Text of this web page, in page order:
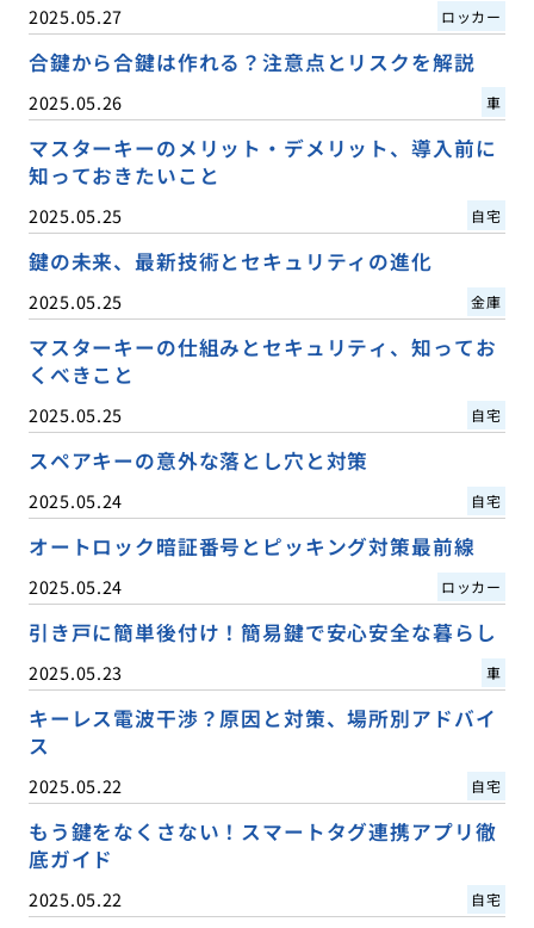
2025.05.27 ロッカー
合鍵から合鍵は作れる？注意点とリスクを解説
2025.05.26 車
マスターキーのメリット・デメリット、導入前に
知っておきたいこと
2025.05.25 自宅
鍵の未来、最新技術とセキュリティの進化
2025.05.25 金庫
マスターキーの仕組みとセキュリティ、知ってお
くべきこと
2025.05.25 自宅
スペアキーの意外な落とし穴と対策
2025.05.24 自宅
オートロック暗証番号とピッキング対策最前線
2025.05.24 ロッカー
引き戸に簡単後付け！簡易鍵で安心安全な暮らし
2025.05.23 車
キーレス電波干渉？原因と対策、場所別アドバイ
ス
2025.05.22 自宅
もう鍵をなくさない！スマートタグ連携アプリ徹
底ガイド
2025.05.22 自宅